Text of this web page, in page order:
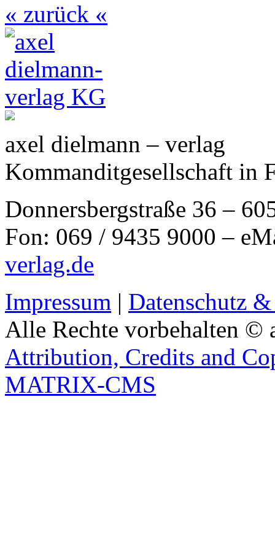
« zurück «
axel dielmann – verlag
Kommanditgesellschaft in
Donnersbergstraße 36 –
Fon: 069 / 9435 9000 –
verlag.de
Impressum | Datenschutz
Alle Rechte vorbehalten ©
Attribution, Credits and
MATRIX-CMS